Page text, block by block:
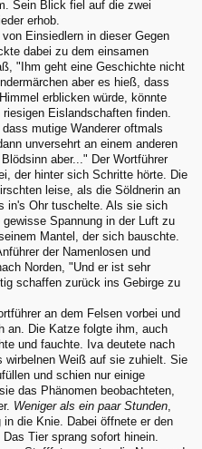
Sein Blick fiel auf die zwei
erhob.
Einsiedlern in dieser Gegen
dabei zu dem einsamen
"Ihm geht eine Geschichte nicht
aber es hieß, dass
erblicken würde, könnte
Eislandschaften finden.
mutige Wanderer oftmals
unversehrt an einem anderen
aber..." Der Wortführer
der hinter sich Schritte hörte. Die
leise, als die Söldnerin an
in's Ohr tuschelte. Als sie sich
Spannung in der Luft zu
Mantel, der sich bauschte.
der Namenlosen und
Norden, "Und er ist sehr
schaffen zurück ins Gebirge zu
an dem Felsen vorbei und
an. Die Katze folgte ihm, auch
und fauchte. Iva deutete nach
wirbelnen Weiß auf sie zuhielt. Sie
und schien nur einige
das Phänomen beobachteten,
Weniger als ein paar Stunden
die Knie. Dabei öffnete er den
Tier sprang sofort hinein.